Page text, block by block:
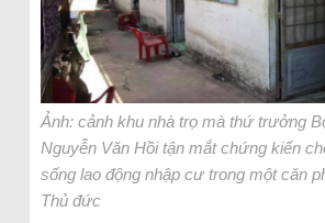
Ảnh: cảnh khu nhà trọ mà thứ trưởng
Nguyễn Văn Hồi tận mắt chứng kiến
sống lao động nhập cư trong một căn
Thủ đức